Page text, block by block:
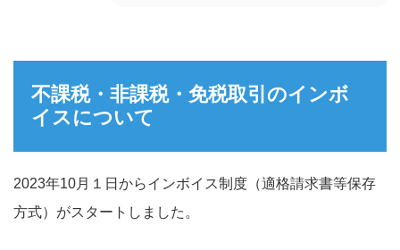
不課税・非課税・免税取引のインボ
イスについて
2023年10月１日からインボイス制度（適格請求書等保存
方式）がスタートしました。